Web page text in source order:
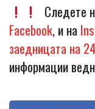
Следете
Facebook, и на
заедницата на
информации